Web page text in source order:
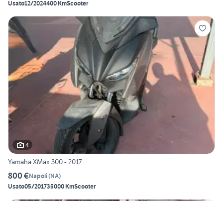
Usato12/2024400 KmScooter
4
Yamaha XMax 300 - 2017
800 €Napoli(NA)
Usato05/201735000 KmScooter